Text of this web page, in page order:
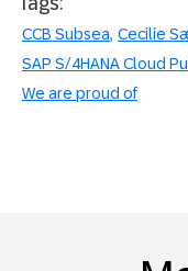
CCB Subsea Cecilie
SAP S/4HANA Cloud
We are proud of